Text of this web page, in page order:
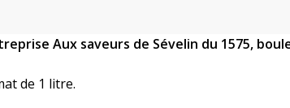
Aux saveurs de Sévelin du 1575,
de 1 litre.